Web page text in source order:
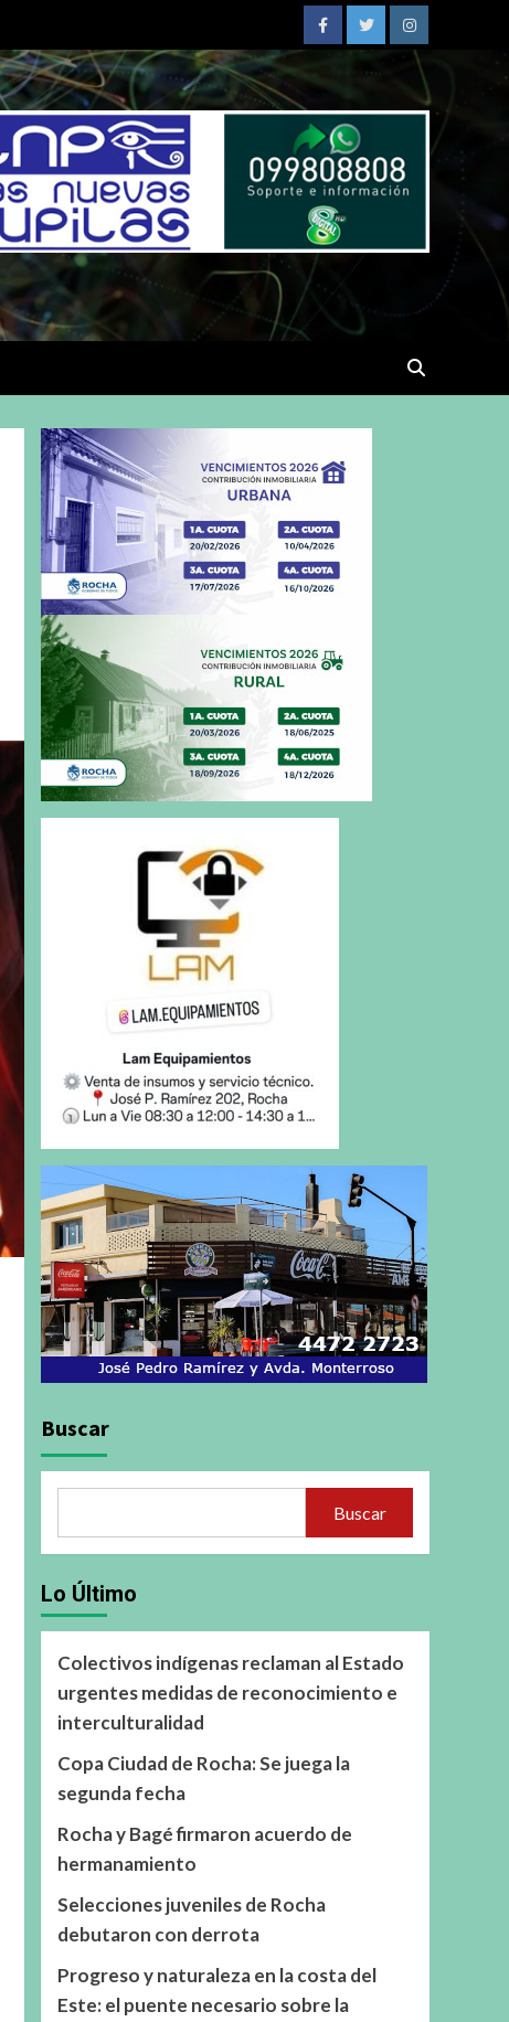
FacebookTwitterInstagram
Buscar
Buscar
Lo Último
Colectivos indígenas reclaman al Estado
urgentes medidas de reconocimiento e
interculturalidad
Copa Ciudad de Rocha: Se juega la
segunda fecha
Rocha y Bagé firmaron acuerdo de
hermanamiento
Selecciones juveniles de Rocha
debutaron con derrota
Progreso y naturaleza en la costa del
Este: el puente necesario sobre la